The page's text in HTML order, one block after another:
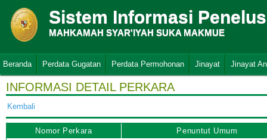
Sistem Informasi
MAHKAMAH SYAR'IYAH SUKA MAKMUE
Beranda Perdata Gugatan Perdata Permohonan Jinayat Jinayat
INFORMASI DETAIL PERKARA
Kembali
Nomor Perkara
Penuntut Umum